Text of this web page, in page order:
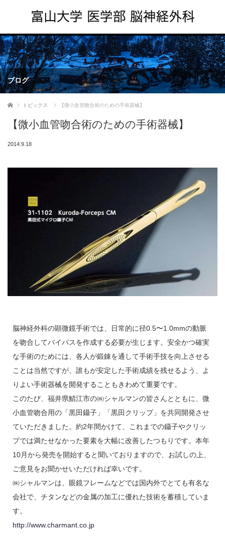
ブログ
ホーム トピックス 【微小血管吻合術のための手術器械】
【微小血管吻合術のための手術器械】
2014.9.18
脳神経外科の顕微鏡手術では、日常的に径0.5〜1.0mmの動脈
を吻合してバイパスを作成する必要が生じます。安全かつ確実
な手術のためには、各人が鍛錬を通して手術手技を向上させる
ことは当然ですが、誰もが安定した手術成績を残せるよう、よ
りよい手術器械を開発することもきわめて重要です。
このたび、福井県鯖江市の㈱シャルマンの皆さんとともに、微
小血管吻合用の「黒田鑷子」「黒田クリップ」を共同開発させ
ていただきました。約2年間かけて、これまでの鑷子やクリッ
プでは満たせなかった要素を大幅に改善したつもりです。本年
10月から発売を開始すると聞いておりますので、お試しの上、
ご意見をお聞かせいただければ幸いです。
㈱シャルマンは、眼鏡フレームなどでは国内外でとても有名な
会社で、チタンなどの金属の加工に優れた技術を蓄積していま
す。
http://www.charmant.co.jp